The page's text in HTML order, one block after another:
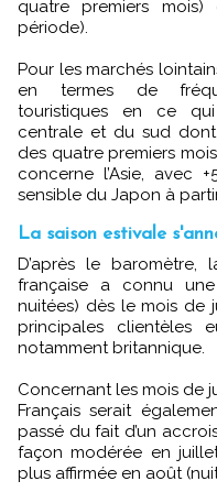
quatre premiers mois)
période).
Pour les marchés
en termes de
touristiques en ce
centrale et du sud dont
des quatre premiers
concerne l’Asie, avec
sensible du Japon à
La saison estivale
D’après le baromètre, la fréquentation de la clientèle
française a connu
nuitées) dès le mois de
principales clientèles
notamment britannique.
Concernant les mois de
Français serait
passé du fait d’un
façon modérée en
plus affirmée en août